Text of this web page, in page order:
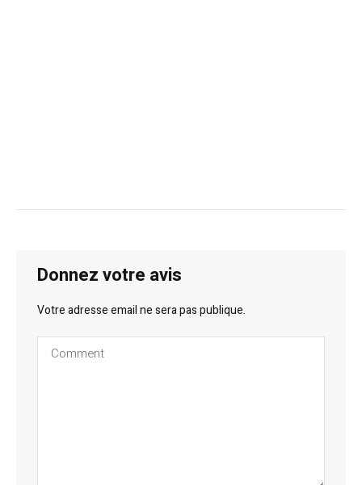
Donnez votre avis
Votre adresse email ne sera pas publique.